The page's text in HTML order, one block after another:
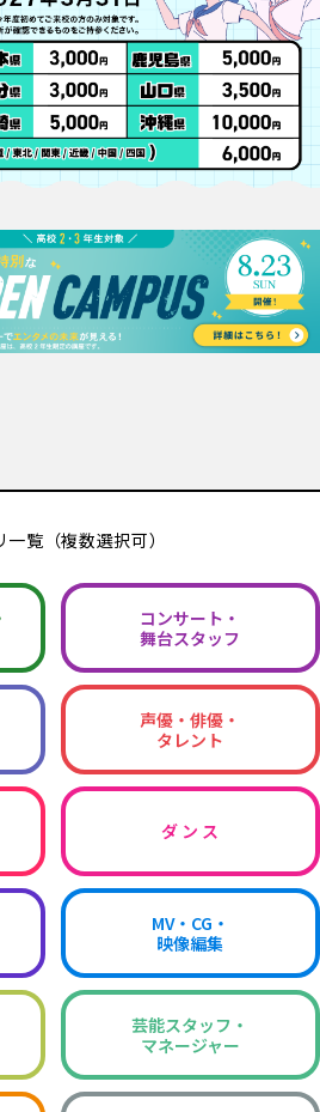
一覧（複数選択可）
コンサート・
舞台スタッフ
声優・俳優・
タレント
ダ ン ス
MV・CG・
映像編集
芸能スタッフ・
マネージャー